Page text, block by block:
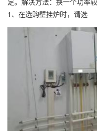
1、在选购壁挂炉时，请选